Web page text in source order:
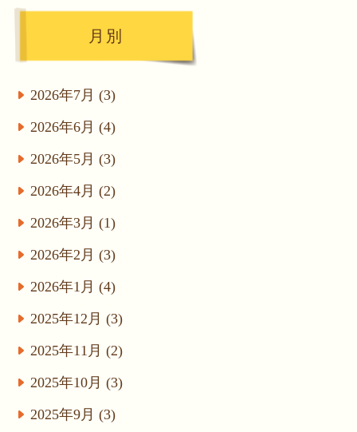
月別
2026年7月 (3)
2026年6月 (4)
2026年5月 (3)
2026年4月 (2)
2026年3月 (1)
2026年2月 (3)
2026年1月 (4)
2025年12月 (3)
2025年11月 (2)
2025年10月 (3)
2025年9月 (3)